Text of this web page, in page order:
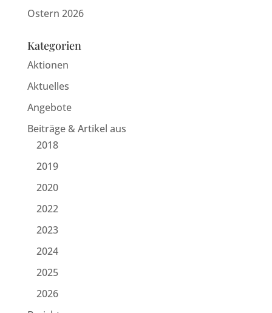
Ostern 2026
Kategorien
Aktionen
Aktuelles
Angebote
Beiträge & Artikel aus
2018
2019
2020
2022
2023
2024
2025
2026